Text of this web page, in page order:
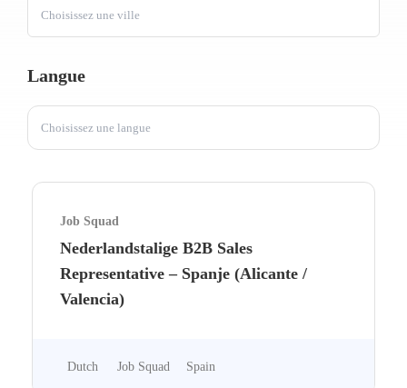
Choisissez une ville
Langue
Choisissez une langue
Job Squad
Nederlandstalige B2B Sales
Representative – Spanje (Alicante /
Valencia)
Dutch Job Squad Spain